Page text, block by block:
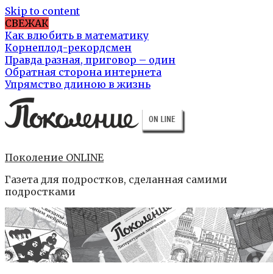
Skip to content
СВЕЖАК
Как влюбить в математику
Корнеплод-рекордсмен
Правда разная, приговор – один
Обратная сторона интернета
Упрямство длиною в жизнь
Поколение ONLINE
Газета для подростков, сделанная самими
подростками